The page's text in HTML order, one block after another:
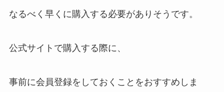
なるべく早くに購入する必要がありそうです。
公式サイトで購入する際に、
事前に会員登録をしておくことをおすすめしま